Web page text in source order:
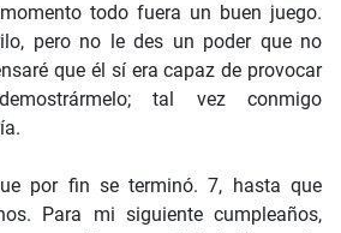
todo fuera un buen juego.
pero no le des un poder que no
que él sí era capaz de provocar
tal vez conmigo
por fin se terminó. 7, hasta que
Para mi siguiente cumpleaños,